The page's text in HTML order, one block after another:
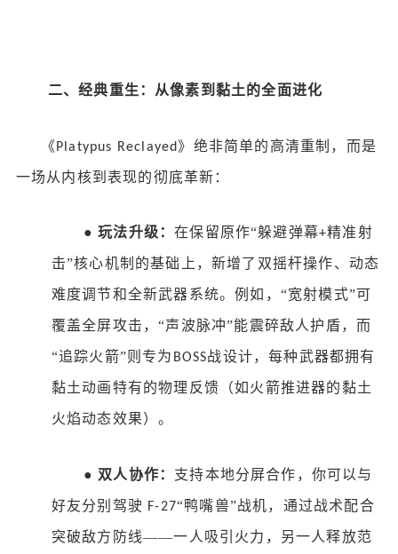
二、经典重生：从像素到黏土的全面进化
《 Platypus Reclayed 》绝非简单的高清重制，而是
一场从内核到表现的彻底革新：
● 玩法升级：在保留原作“躲避弹幕+精准射
击”核心机制的基础上，新增了双摇杆操作、动态
难度调节和全新武器系统。例如，“宽射模式”可
覆盖全屏攻击，“声波脉冲”能震碎敌人护盾，而
“追踪火箭”则专为 BOSS战设计，每种武器都拥有
黏土动画特有的物理反馈（如火箭推进器的黏土
火焰动态效果）。
● 双人协作： 支持本地分屏合作，你可以与
好友分别驾驶 F-27“鸭嘴兽”战机，通过战术配合
突破敌方防线——一人吸引火力，另一人释放范